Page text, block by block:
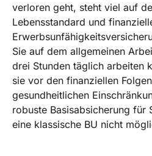
verloren geht, steht viel auf
Lebensstandard und
Sie auf dem allgemeinen
drei Stunden täglich arbeiten
sie vor den finanziellen
gesundheitlichen
robuste Basisabsicherung für
eine klassische BU nicht